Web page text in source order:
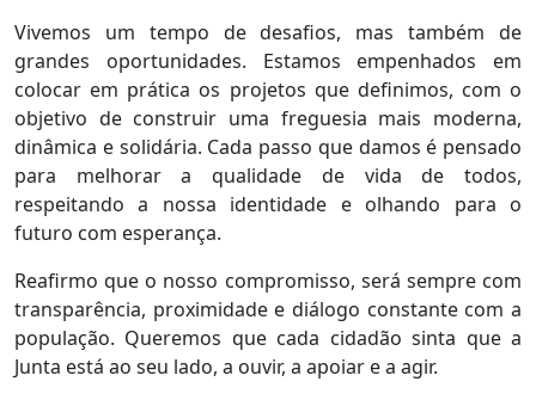
Vivemos um tempo de desafios, mas também de
grandes oportunidades. Estamos empenhados em
colocar em prática os projetos que definimos, com o
objetivo de construir uma freguesia mais moderna,
dinâmica e solidária. Cada passo que damos é pensado
para melhorar a qualidade de vida de todos,
respeitando a nossa identidade e olhando para o
futuro com esperança.
Reafirmo que o nosso compromisso, será sempre com
transparência, proximidade e diálogo constante com a
população. Queremos que cada cidadão sinta que a
Junta está ao seu lado, a ouvir, a apoiar e a agir.